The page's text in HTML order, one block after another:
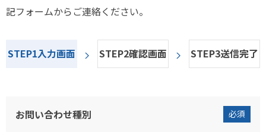
記フォームからご連絡ください。
STEP1入力画面 STEP2確認画面 STEP3送信完了
お問い合わせ種別 必須